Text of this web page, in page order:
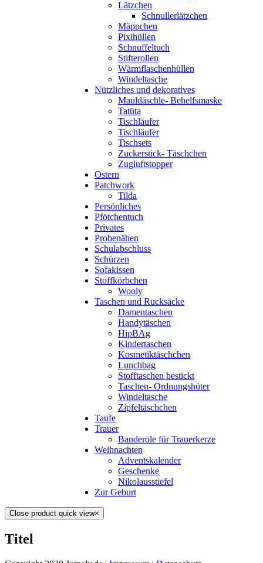
Lätzchen
Schnullerlätzchen
Mäppchen
Pixihüllen
Schnuffeltuch
Stifterollen
Wärmflaschenhüllen
Windeltasche
Nützliches und dekoratives
Mauldäschle- Behelfsmaske
Tatüta
Tischläufer
Tischläufer
Tischsets
Zuckerstick- Täschchen
Zugluftstopper
Ostern
Patchwork
Tilda
Persönliches
Pfötchentuch
Privates
Probenähen
Schulabschluss
Schürzen
Sofakissen
Stoffkörbchen
Wooly
Taschen und Rucksäcke
Damentaschen
Handytäschen
HipBAg
Kindertaschen
Kosmetiktäschchen
Lunchbag
Stofftaschen bestickt
Taschen- Ordnungshüter
Windeltasche
Zipfeltäschchen
Taufe
Trauer
Banderole für Trauerkerze
Weihnachten
Adventskalender
Geschenke
Nikolausstiefel
Zur Geburt
Close product quick view×
Titel